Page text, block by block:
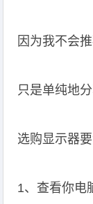
因为我不会
只是单纯地
选购显示器
1、查看你电